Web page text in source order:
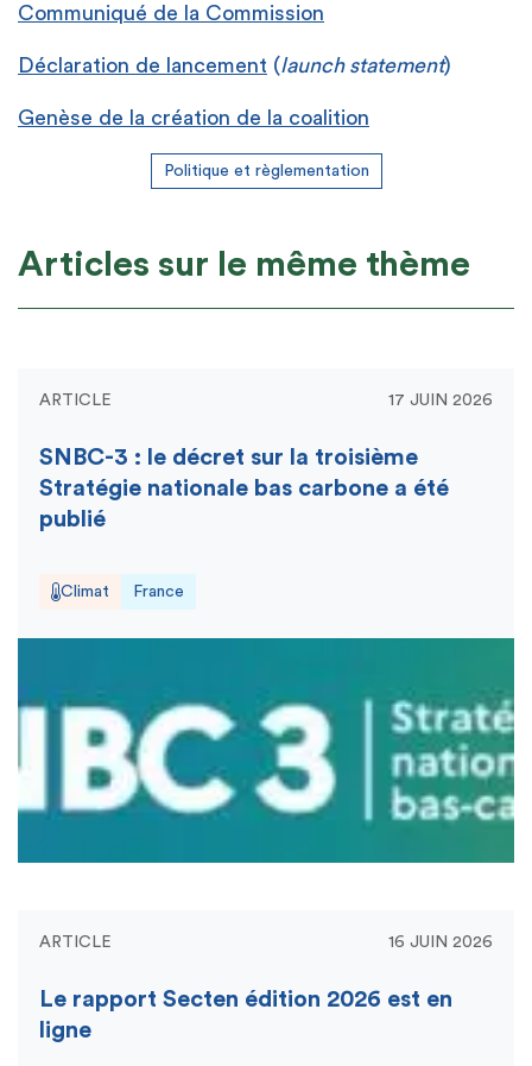
Communiqué de la Commission
Déclaration de lancement (launch statement)
Genèse de la création de la coalition
Politique et règlementation
Articles sur le même thème
ARTICLE 17 JUIN 2026
SNBC-3 : le décret sur la troisième
Stratégie nationale bas carbone a été
publié
Climat France
ARTICLE 16 JUIN 2026
Le rapport Secten édition 2026 est en
ligne